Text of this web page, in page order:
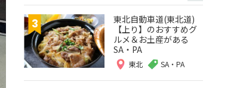
東北自動車道(東北道)
【上り】のおすすめグ
ルメ＆お土産がある
SA・PA
東北 SA・PA